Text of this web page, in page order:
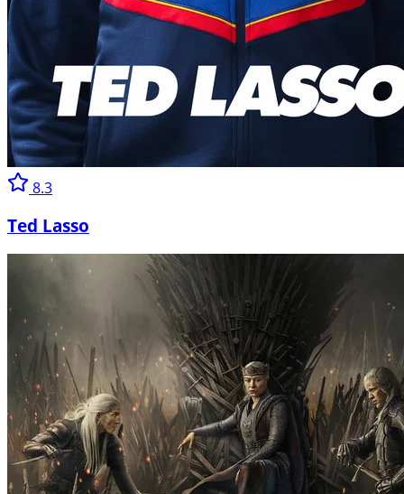
8.3
Ted Lasso